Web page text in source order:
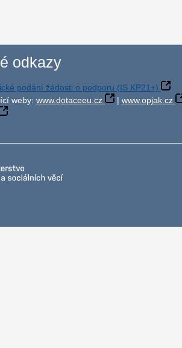
odkazy
podání žádosti o podporu (IS KP21+)
weby: www.dotaceeu.cz | www.opjak.cz